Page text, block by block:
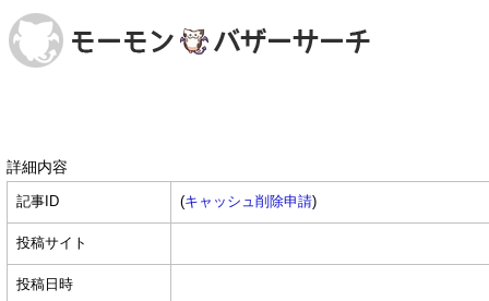
詳細内容
記事ID (キャッシュ削除申請)
投稿サイト
投稿日時